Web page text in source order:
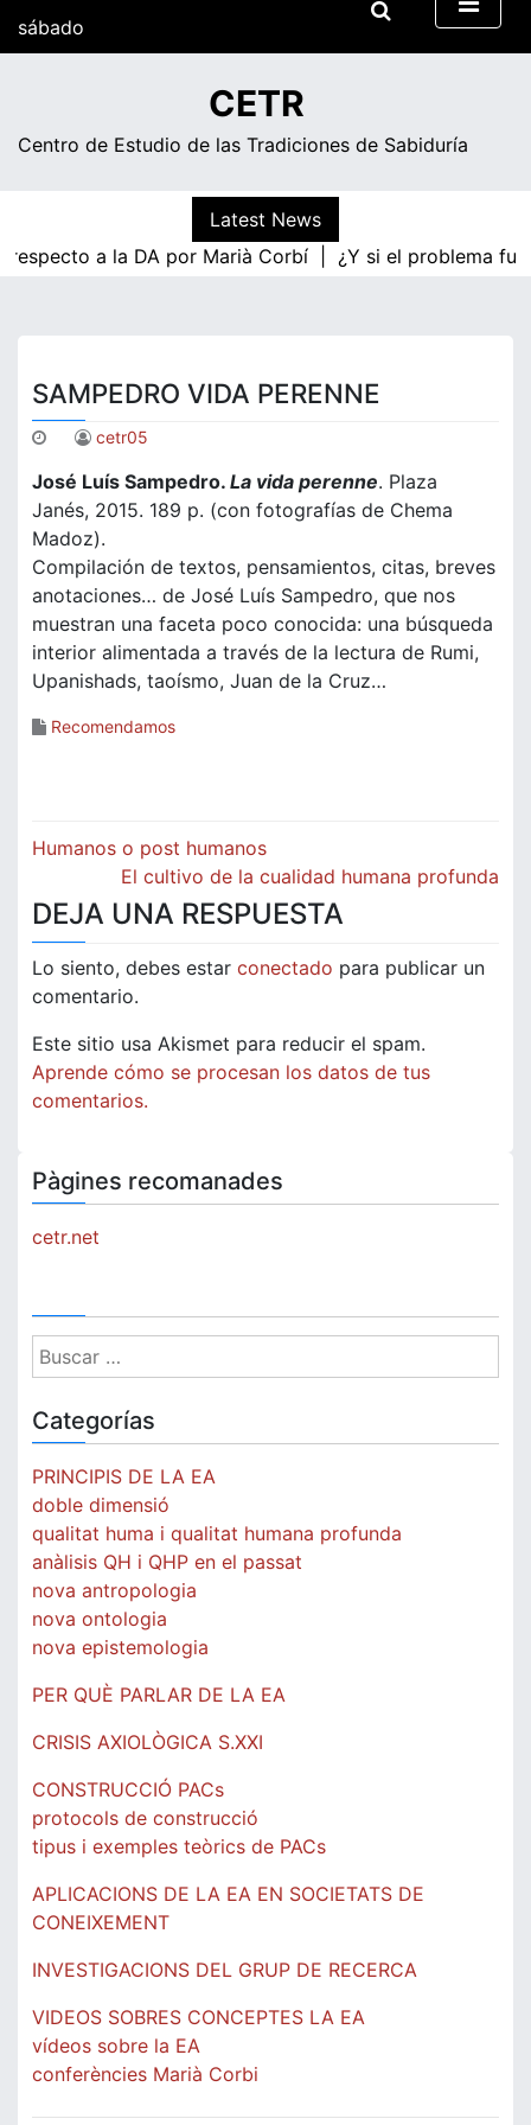
Skip
sábado
CETR
Centro de Estudio de las Tradiciones de Sabiduría
Latest News
a la DA por Marià Corbí |
¿Y si el problema
SAMPEDRO VIDA PERENNE
cetr05
José Luís Sampedro. La vida perenne. Plaza
Janés, 2015. 189 p. (con fotografías de Chema
Madoz).
Compilación de textos, pensamientos, citas, breves
anotaciones… de José Luís Sampedro, que nos
muestran una faceta poco conocida: una búsqueda
interior alimentada a través de la lectura de Rumi,
Upanishads, taoísmo, Juan de la Cruz…
Recomendamos
Navegación
entradas
Humanos o post humanos
El cultivo de la cualidad humana profunda
DEJA UNA RESPUESTA
Lo siento, debes estar conectado para publicar un
comentario.
Este sitio usa Akismet para reducir el spam.
Aprende cómo se procesan los datos de tus
comentarios.
Pàgines recomanades
cetr.net
Buscar:
Categorías
PRINCIPIS DE LA EA
doble dimensió
qualitat huma i qualitat humana profunda
anàlisis QH i QHP en el passat
nova antropologia
nova ontologia
nova epistemologia
PER QUÈ PARLAR DE LA EA
CRISIS AXIOLÒGICA S.XXI
CONSTRUCCIÓ PACs
protocols de construcció
tipus i exemples teòrics de PACs
APLICACIONS DE LA EA EN SOCIETATS DE
CONEIXEMENT
INVESTIGACIONS DEL GRUP DE RECERCA
VIDEOS SOBRES CONCEPTES LA EA
vídeos sobre la EA
conferències Marià Corbi